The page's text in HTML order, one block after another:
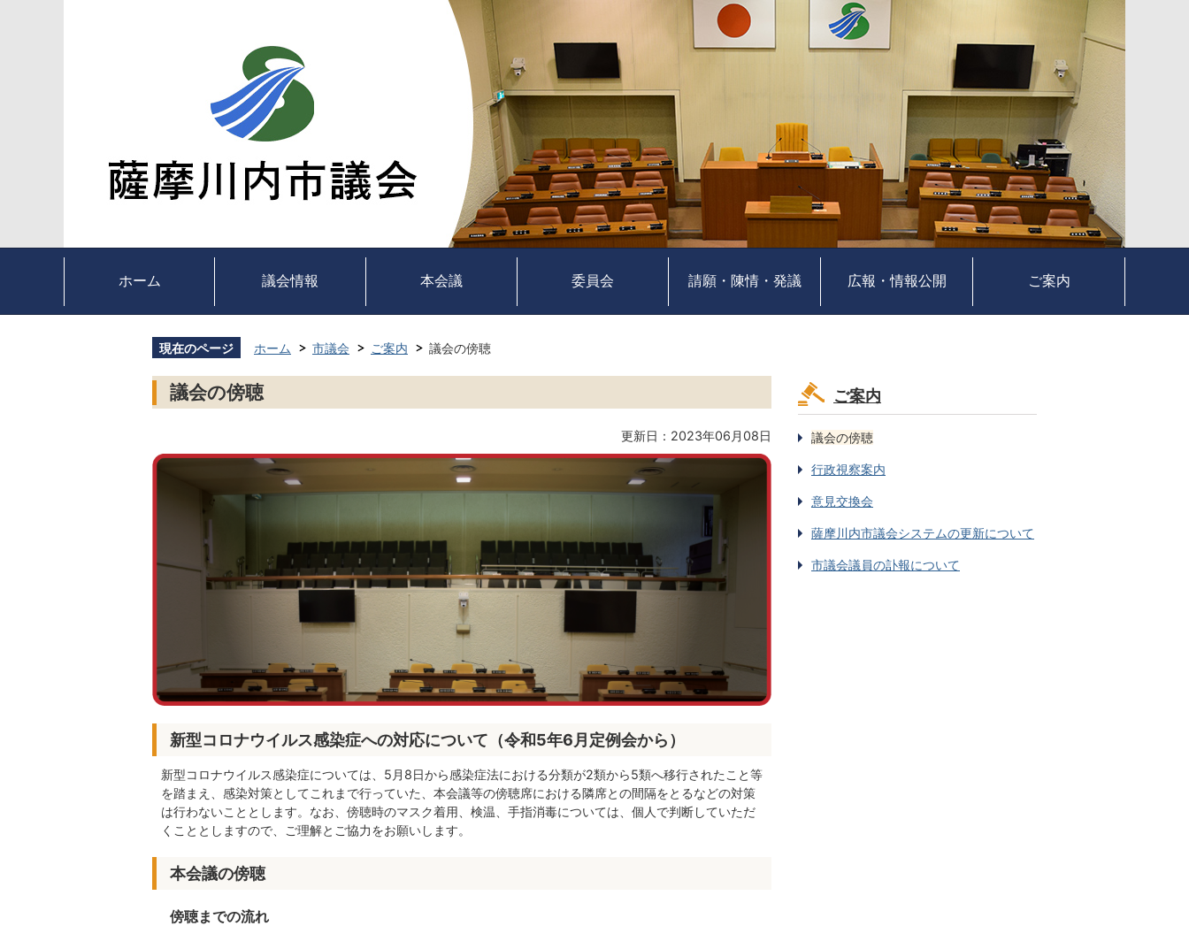
ホーム 議会情報 本会議 委員会 請願・陳情・発議 広報・情報公開 ご案内
現在のページ ホーム 市議会 ご案内 議会の傍聴
議会の傍聴
更新日：2023年06月08日
新型コロナウイルス感染症への対応について（令和5年6月定例会から）
新型コロナウイルス感染症については、5月8日から感染症法における分類が2類から5類へ移行されたこと等
を踏まえ、感染対策としてこれまで行っていた、本会議等の傍聴席における隣席との間隔をとるなどの対策
は行わないこととします。なお、傍聴時のマスク着用、検温、手指消毒については、個人で判断していただ
くこととしますので、ご理解とご協力をお願いします。
本会議の傍聴
傍聴までの流れ
ご案内
議会の傍聴
行政視察案内
意見交換会
薩摩川内市議会システムの更新について
市議会議員の訃報について